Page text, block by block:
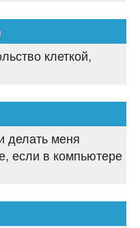
клеткой,
делать меня
если в компьютере